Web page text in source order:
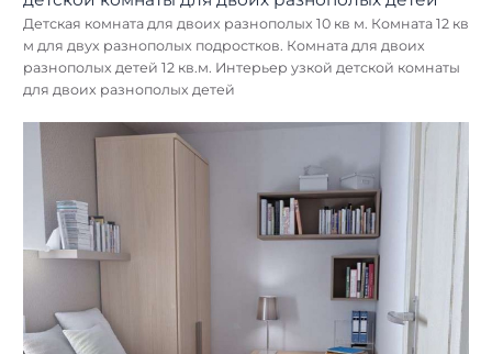
Детская комната для двоих разнополых 10 кв м. Комната 12 кв
м для двух разнополых подростков. Комната для двоих
разнополых детей 12 кв.м. Интерьер узкой детской комнаты
для двоих разнополых детей